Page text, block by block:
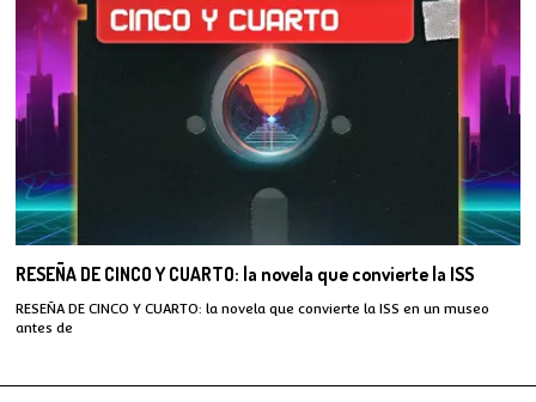
RESEÑA DE CINCO Y CUARTO: la novela que convierte la ISS
RESEÑA DE CINCO Y CUARTO: la novela que convierte la ISS en un museo
antes de